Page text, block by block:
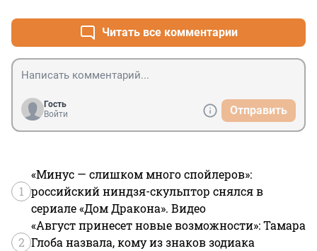
Читать все комментарии
Гость
Войти
Отправить
1
«Минус — слишком много спойлеров»:
российский ниндзя-скульптор снялся в
сериале «Дом Дракона». Видео
2
«Август принесет новые возможности»: Тамара
Глоба назвала, кому из знаков зодиака